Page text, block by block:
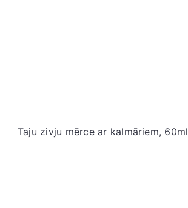
Taju zivju mērce ar kalmāriem, 60ml